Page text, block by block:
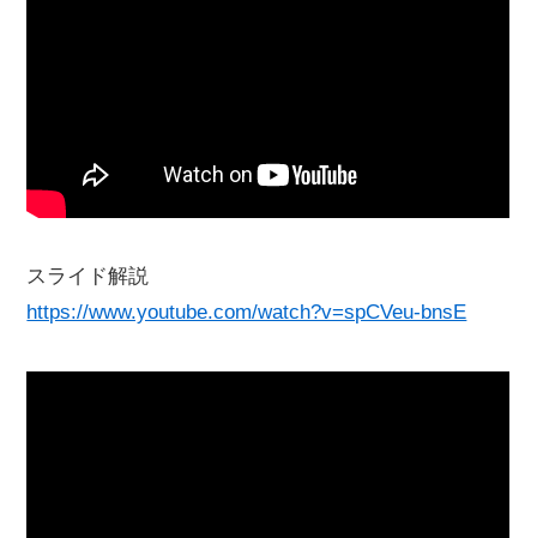
スライド解説
https://www.youtube.com/watch?v=spCVeu-bnsE